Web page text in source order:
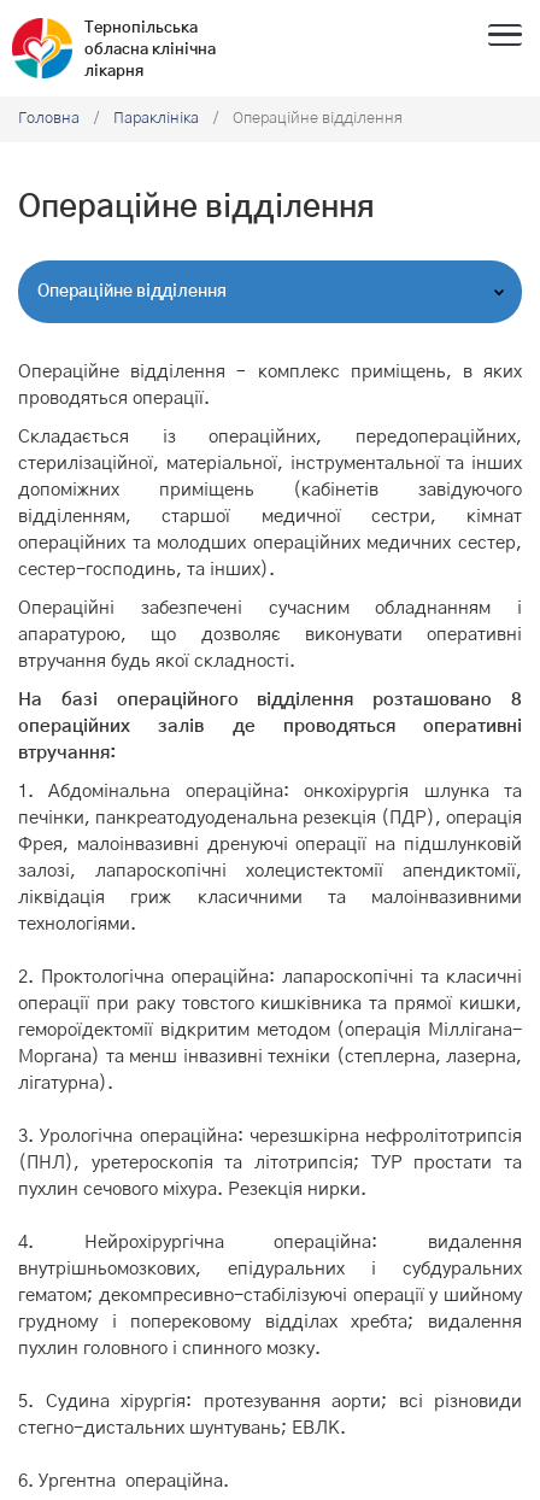
Тернопільська
обласна клінічна
лікарня
Головна / Параклініка / Операційне відділення
Операційне відділення
Операційне відділення
Операційне відділення – комплекс приміщень, в яких
проводяться операції.
Складається із операційних, передопераційних,
стерилізаційної, матеріальної, інструментальної та інших
допоміжних приміщень (кабінетів завідуючого
відділенням, старшої медичної сестри, кімнат
операційних та молодших операційних медичних сестер,
сестер-господинь, та інших).
Операційні забезпечені сучасним обладнанням і
апаратурою, що дозволяє виконувати оперативні
втручання будь якої складності.
На базі операційного відділення розташовано 8
операційних залів де проводяться оперативні
втручання:
1. Абдомінальна операційна: онкохірургія шлунка та
печінки, панкреатодуоденальна резекція (ПДР), операція
Фрея, малоінвазивні дренуючі операції на підшлунковій
залозі, лапароскопічні холецистектомії апендиктомії,
ліквідація гриж класичними та малоінвазивними
технологіями.
2. Проктологічна операційна: лапароскопічні та класичні
операції при раку товстого кишківника та прямої кишки,
гемороїдектомії відкритим методом (операція Міллігана-
Моргана) та менш інвазивні техніки (степлерна, лазерна,
лігатурна).
3. Урологічна операційна: черезшкірна нефролітотрипсія
(ПНЛ), уретероскопія та літотрипсія; ТУР простати та
пухлин сечового міхура. Резекція нирки.
4. Нейрохірургічна операційна: видалення
внутрішньомозкових, епідуральних і субдуральних
гематом; декомпресивно-стабілізуючі операції у шийному
грудному і поперековому відділах хребта; видалення
пухлин головного і спинного мозку.
5. Судина хірургія: протезування аорти; всі різновиди
стегно-дистальних шунтувань; ЕВЛК.
6. Ургентна операційна.